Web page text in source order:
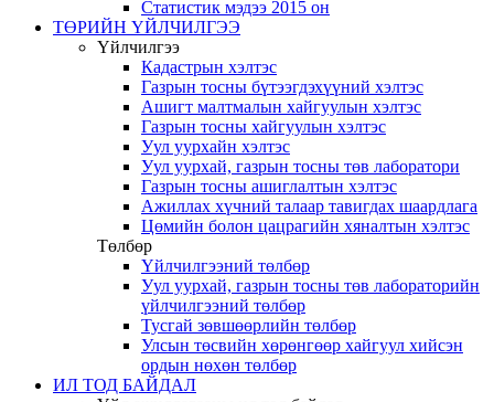
Статистик мэдээ 2015 он
ТӨРИЙН ҮЙЛЧИЛГЭЭ
Үйлчилгээ
Кадастрын хэлтэс
Газрын тосны бүтээгдэхүүний хэлтэс
Ашигт малтмалын хайгуулын хэлтэс
Газрын тосны хайгуулын хэлтэс
Уул уурхайн хэлтэс
Уул уурхай, газрын тосны төв лаборатори
Газрын тосны ашиглалтын хэлтэс
Ажиллах хүчний талаар тавигдах шаардлага
Цөмийн болон цацрагийн хяналтын хэлтэс
Төлбөр
Үйлчилгээний төлбөр
Уул уурхай, газрын тосны төв лабораторийн
үйлчилгээний төлбөр
Тусгай зөвшөөрлийн төлбөр
Улсын төсвийн хөрөнгөөр хайгуул хийсэн
ордын нөхөн төлбөр
ИЛ ТОД БАЙДАЛ